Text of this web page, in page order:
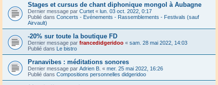
Stages et cursus de chant diphonique mongol à Aubagne
Dernier message par Curtet « lun. 03 oct. 2022, 0:17
Publié dans Concerts - Evénements - Rassemblements - Festivals (sauf
Airvault)
-20% sur toute la boutique FD
Dernier message par francedidgeridoo « sam. 28 mai 2022, 14:03
Publié dans Le bistro
Pranavibes : méditations sonores
Dernier message par Adrien B. « mer. 25 mai 2022, 16:26
Publié dans Compositions personnelles didgeridoo